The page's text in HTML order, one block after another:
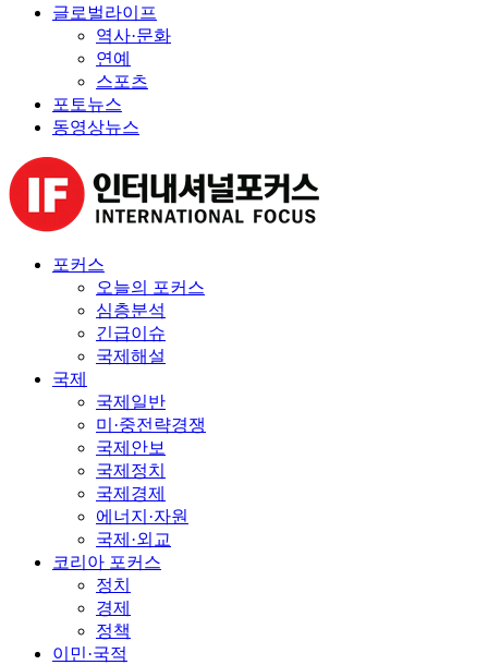
글로벌라이프
역사·문화
연예
스포츠
포토뉴스
동영상뉴스
포커스
오늘의 포커스
심층분석
긴급이슈
국제해설
국제
국제일반
미·중전략경쟁
국제안보
국제정치
국제경제
에너지·자원
국제·외교
코리아 포커스
정치
경제
정책
이민·국적